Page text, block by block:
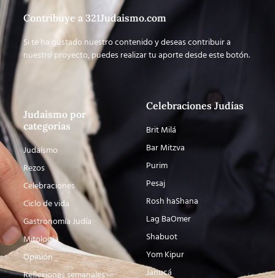
Contribuye a 321Judaismo.com
Si te ha gustado nuestro contenido y deseas contribuir a
nuestro proyecto, puedes realizar tu aporte desde este botón.
Judaísmo por
categorías
Judaísmo
Rezos
Celebraciones
Ciclo de vida
Gastronomía Judía
Mitología
Opinión
Celebraciones Judías
Brit Milá
Bar Mitzva
Purim
Pesaj
Rosh haShana
Lag BaOmer
Shabuot
Yom Kipur
Janucá